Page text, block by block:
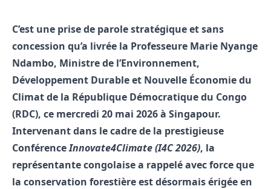
C’est une prise de parole stratégique et sans
concession qu’a livrée la Professeure Marie Nyange
Ndambo, Ministre de l’Environnement,
Développement Durable et Nouvelle Économie du
Climat de la République Démocratique du Congo
(RDC), ce mercredi 20 mai 2026 à Singapour.
Intervenant dans le cadre de la prestigieuse
ConférenceInnovate4Climate (I4C 2026), la
représentante congolaise a rappelé avec force que
la conservation forestière est désormais érigée en